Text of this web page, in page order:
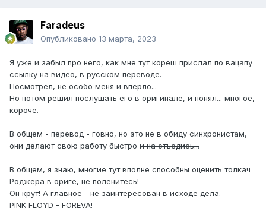
Faradeus
Опубликовано 13 марта, 2023
Я уже и забыл про него, как мне тут кореш прислал по вацапу
ссылку на видео, в русском переводе.
Посмотрел, не особо меня и впёрло...
Но потом решил послушать его в оригинале, и понял... многое,
короче.
В общем - перевод - говно, но это не в обиду синхронистам,
они делают свою работу быстро и на отъедись...
В общем, я знаю, многие тут вполне способны оценить толкач
Роджера в ориге, не поленитесь!
Он крут! А главное - не заинтересован в исходе дела.
PINK FLOYD - FOREVA!